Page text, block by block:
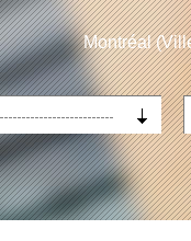
Montréal